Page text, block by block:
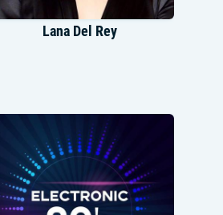
Lana Del Rey